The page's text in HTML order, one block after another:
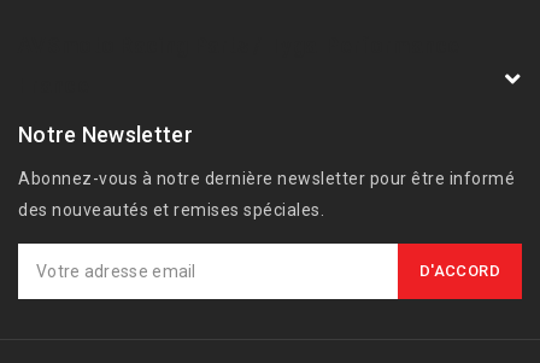
Notre Newsletter
Abonnez-vous à notre dernière newsletter pour être informé
des nouveautés et remises spéciales.